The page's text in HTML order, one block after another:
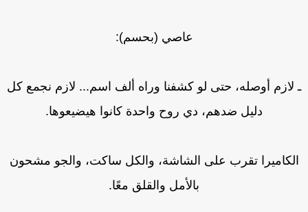
عاصي (بحسم):
لازم أوصله، حتى لو كشفنا وراه ألف اسم... لازم نجمع كل
دليل ضدهم، دي روح واحدة كانوا هيضيعوها.
تقرب على الشاشة، والكل ساكت، والجو مشحون
بالأمل والقلق معًا.